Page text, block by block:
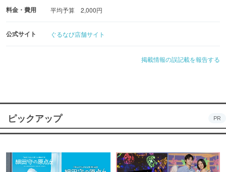
料金・費用 平均予算 2,000円
公式サイト ぐるなび店舗サイト
掲載情報の誤記載を報告する
ピックアップ PR